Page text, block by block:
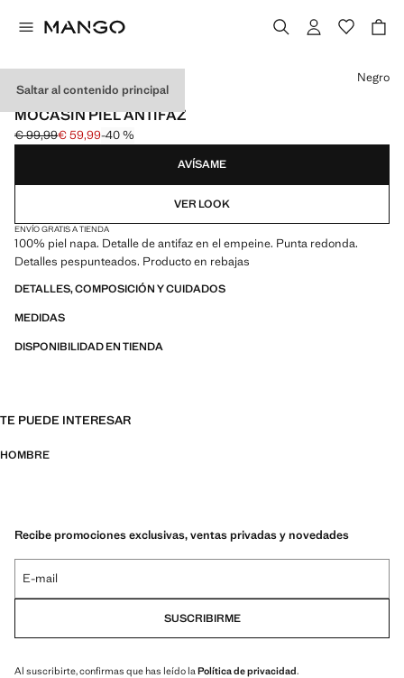
Saltar al contenido principal
PIEL / MADE IN PORTUGAL
MOCASÍN PIEL ANTIFAZ
Precio inicial tachado [€ 99,99 ]
€ 99,99
Precio actual [€ 59,99 ]
€ 59,99-40 %
Selecciona un color
Negro
AVÍSAME
VER LOOK
ENVÍO GRATIS A TIENDA
100% piel napa. Detalle de antifaz en el empeine. Punta redonda.
Detalles pespunteados. Producto en rebajas
DETALLES, COMPOSICIÓN Y CUIDADOS
MEDIDAS
DISPONIBILIDAD EN TIENDA
TE PUEDE INTERESAR
HOMBRE
Recibe promociones exclusivas, ventas privadas y novedades
E-mail
SUSCRIBIRME
Al suscribirte, confirmas que has leído la Política de privacidad.